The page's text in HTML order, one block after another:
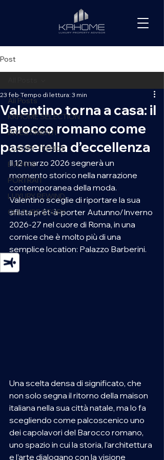
Post
All Posts
KRHOME SELECTION
INVESTIMENTI
LUXURY TRENDS
EVENTS
PORTRAIT
LUXURY REWIND
CULTURE STORY
Valentino torna a casa: il
Barocco romano come
passerella d’eccellenza
23 feb Tempo di lettura: 3 min
Il 12 marzo 2026 segnerà un
momento storico nella narrazione
contemporanea della moda.
Valentino sceglie di riportare la sua
sfilata prêt-à-porter Autunno/Inverno
2026-27 nel cuore di Roma, in una
cornice che è molto più di una
semplice location: Palazzo Barberini.
Una scelta densa di significato, che
non solo segna il ritorno della maison
italiana nella sua città natale, ma lo fa
scegliendo come palcoscenico uno
dei capolavori del Barocco romano,
uno spazio in cui la storia, l’architettura
e l’arte dialogano con la visione